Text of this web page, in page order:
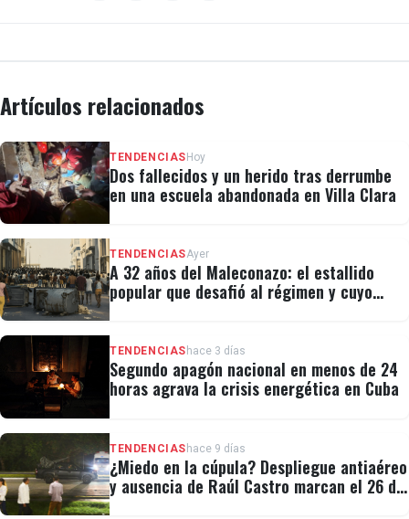
Artículos relacionados
TENDENCIAS Hoy
Dos fallecidos y un herido tras derrumbe
en una escuela abandonada en Villa Clara
TENDENCIASAyer
A 32 años del Maleconazo: el estallido
popular que desafió al régimen y cuyo
TENDENCIAS hace 3 días
Segundo apagón nacional en menos de 24
horas agrava la crisis energética en Cuba
TENDENCIAS hace 9 días
¿Miedo en la cúpula? Despliegue antiaéreo
y ausencia de Raúl Castro marcan el 26 de